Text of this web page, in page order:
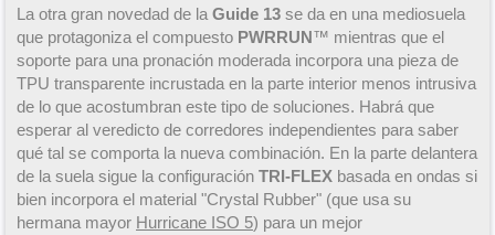
La otra gran novedad de la Guide 13 se da en una mediosuela
que protagoniza el compuesto PWRRUN™ mientras que el
soporte para una pronación moderada incorpora una pieza de
TPU transparente incrustada en la parte interior menos intrusiva
de lo que acostumbran este tipo de soluciones. Habrá que
esperar al veredicto de corredores independientes para saber
qué tal se comporta la nueva combinación. En la parte delantera
de la suela sigue la configuración TRI-FLEX basada en ondas si
bien incorpora el material "Crystal Rubber" (que usa su
hermana mayor Hurricane ISO 5) para un mejor